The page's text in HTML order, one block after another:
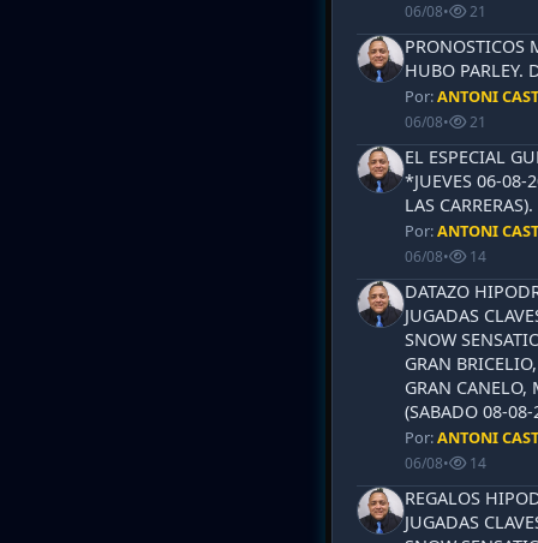
06/08• 21
PRONOSTICOS
HUBO PARLEY.
Por:ANTONI
06/08• 21
EL ESPECIAL
*JUEVES 06-08-
LAS
Por:ANTONI
06/08• 14
DATAZO
JUGADAS
SNOW
GRAN
GRAN CANELO,
(SABADO 08-
Por:ANTONI
06/08• 14
REGALOS
JUGADAS